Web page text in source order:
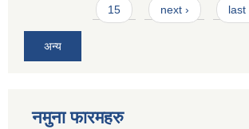
15 next › last
अन्य
नमुना फारमहरु